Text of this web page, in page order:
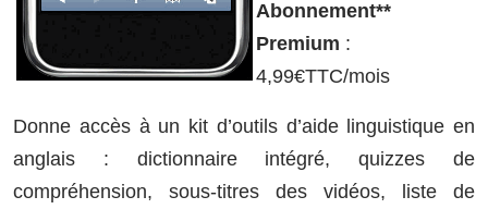
Abonnement**
Premium :
4,99€TTC/mois
Donne accès à un kit d’outils d’aide linguistique en
anglais : dictionnaire intégré, quizzes de
compréhension, sous-titres des vidéos, liste de